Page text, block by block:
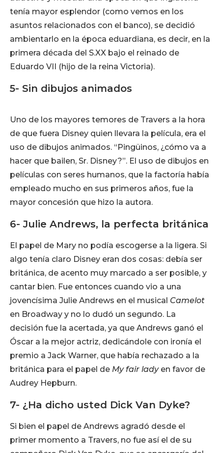
tenía mayor esplendor (como vemos en los
asuntos relacionados con el banco), se decidió
ambientarlo en la época eduardiana, es decir, en la
primera década del S.XX bajo el reinado de
Eduardo VII (hijo de la reina Victoria).
5- Sin dibujos animados
Uno de los mayores temores de Travers a la hora
de que fuera Disney quien llevara la película, era el
uso de dibujos animados. “Pingüinos, ¿cómo va a
hacer que bailen, Sr. Disney?”. El uso de dibujos en
películas con seres humanos, que la factoría había
empleado mucho en sus primeros años, fue la
mayor concesión que hizo la autora.
6- Julie Andrews, la perfecta británica
El papel de Mary no podía escogerse a la ligera. Si
algo tenía claro Disney eran dos cosas: debía ser
británica, de acento muy marcado a ser posible, y
cantar bien. Fue entonces cuando vio a una
jovencísima Julie Andrews en el musical Camelot
en Broadway y no lo dudó un segundo. La
decisión fue la acertada, ya que Andrews ganó el
Óscar a la mejor actriz, dedicándole con ironía el
premio a Jack Warner, que había rechazado a la
británica para el papel de My fair ladyen favor de
Audrey Hepburn.
7- ¿Ha dicho usted Dick Van Dyke?
Si bien el papel de Andrews agradó desde el
primer momento a Travers, no fue así el de su